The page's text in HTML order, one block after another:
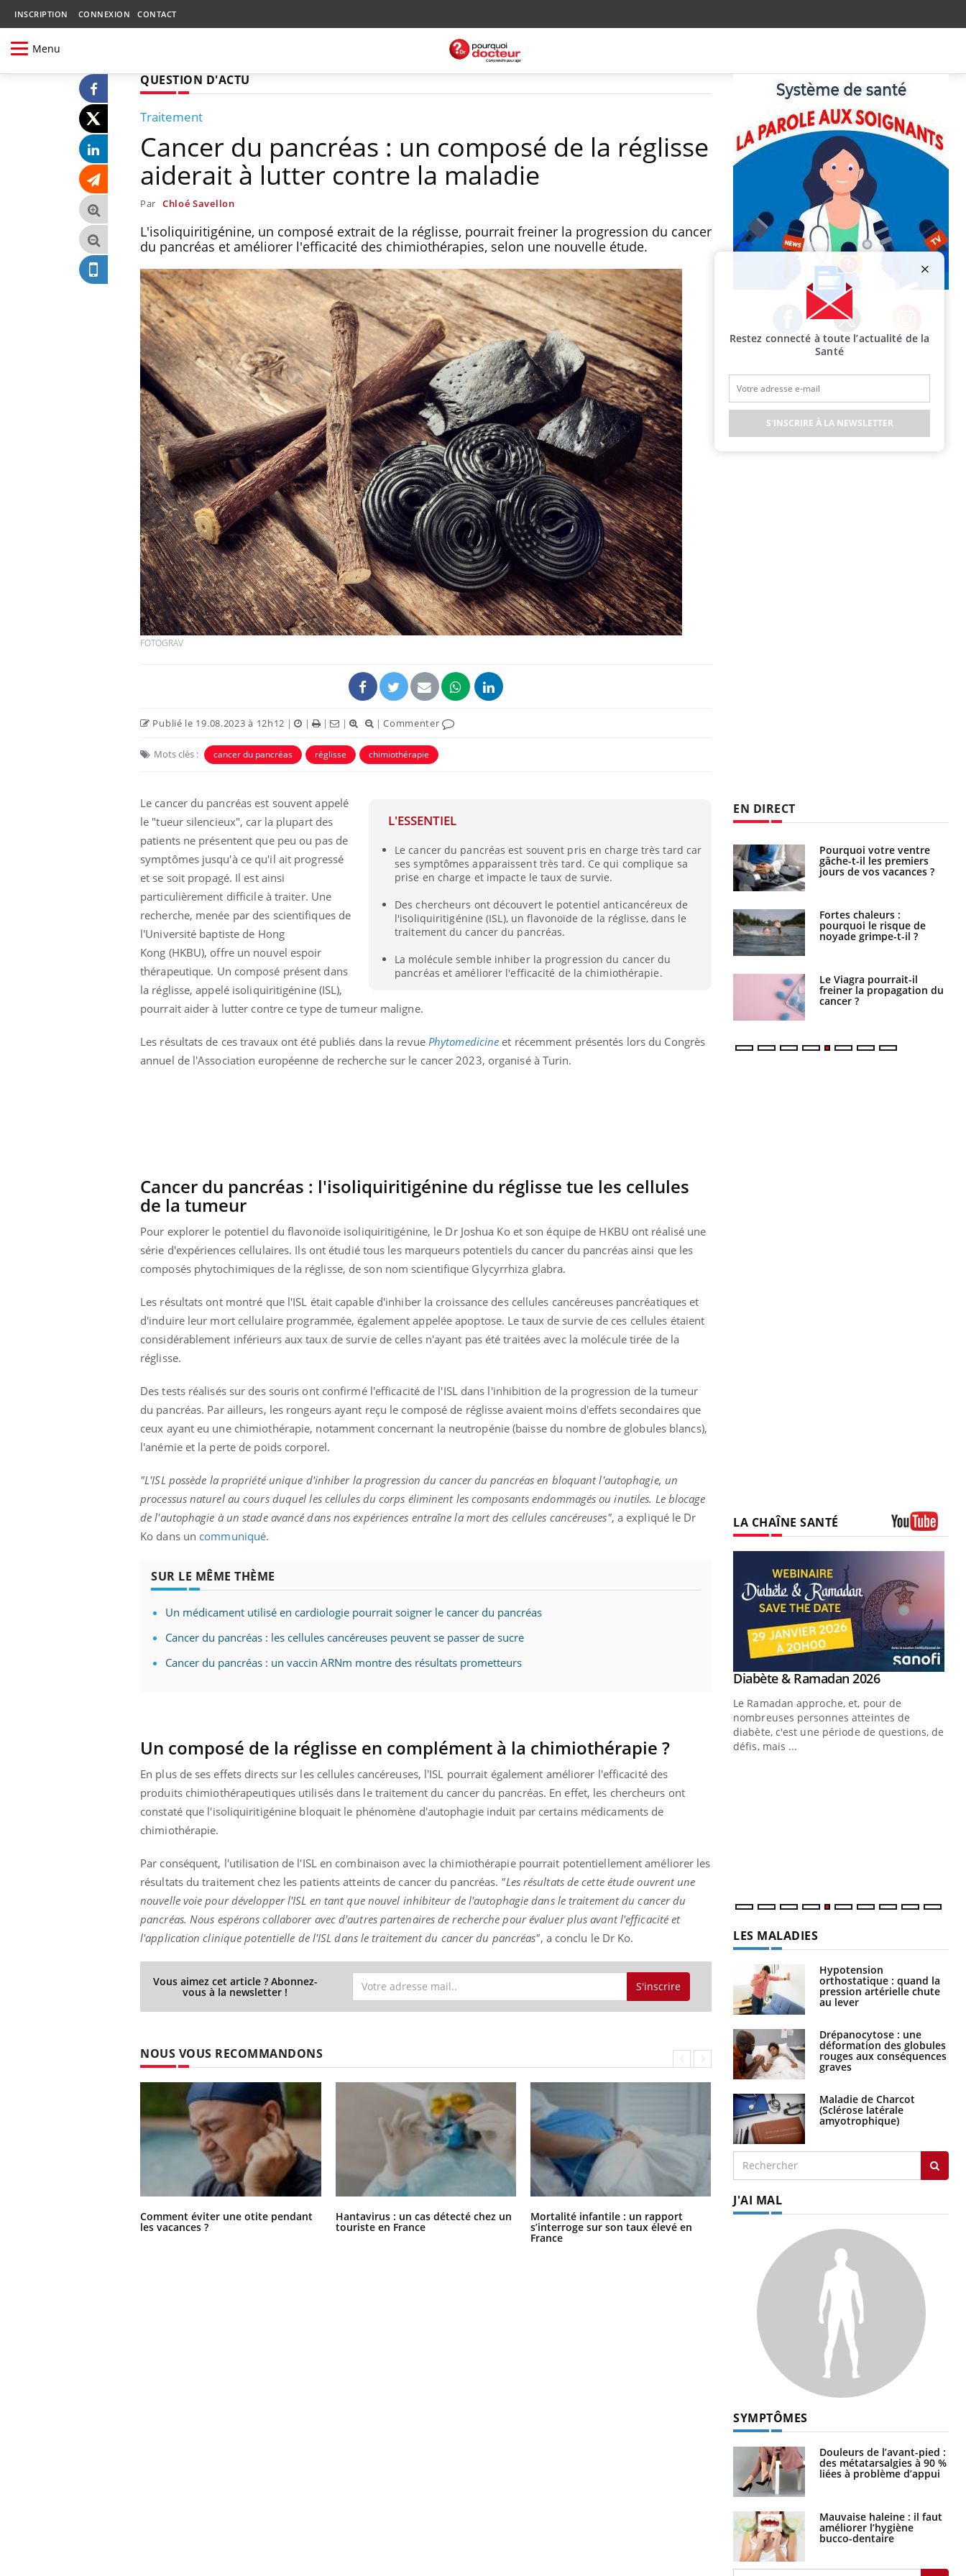
INSCRIPTION CONNEXION CONTACT
Menu
QUESTION D'ACTU
Traitement
Cancer du pancréas : un composé de la réglisse
aiderait à lutter contre la maladie
Par Chloé Savellon
L'isoliquiritigénine, un composé extrait de la réglisse, pourrait freiner la progression du cancer
du pancréas et améliorer l'efficacité des chimiothérapies, selon une nouvelle étude.
FOTOGRAV
Publié le 19.08.2023 à 12h12 | | | | |Commenter
Mots clés : cancer du pancréas réglisse chimiothérapie
L'ESSENTIEL
Le cancer du pancréas est souvent pris en charge très tard car
ses symptômes apparaissent très tard. Ce qui complique sa
prise en charge et impacte le taux de survie.
Des chercheurs ont découvert le potentiel anticancéreux de
l'isoliquiritigénine (ISL), un flavonoïde de la réglisse, dans le
traitement du cancer du pancréas.
La molécule semble inhiber la progression du cancer du
pancréas et améliorer l'efficacité de la chimiothérapie.
Le cancer du pancréas est souvent appelé
le "tueur silencieux", car la plupart des
patients ne présentent que peu ou pas de
symptômes jusqu'à ce qu'il ait progressé
et se soit propagé. Il est ainsi
particulièrement difficile à traiter. Une
recherche, menée par des scientifiques de
l'Université baptiste de Hong
Kong (HKBU), offre un nouvel espoir
thérapeutique. Un composé présent dans
la réglisse, appelé isoliquiritigénine (ISL),
pourrait aider à lutter contre ce type de tumeur maligne.
Les résultats de ces travaux ont été publiés dans la revue Phytomedicine et récemment présentés lors du Congrès
annuel de l'Association européenne de recherche sur le cancer 2023, organisé à Turin.
Cancer du pancréas : l'isoliquiritigénine du réglisse tue les cellules
de la tumeur
Pour explorer le potentiel du flavonoïde isoliquiritigénine, le Dr Joshua Ko et son équipe de HKBU ont réalisé une
série d'expériences cellulaires. Ils ont étudié tous les marqueurs potentiels du cancer du pancréas ainsi que les
composés phytochimiques de la réglisse, de son nom scientifique Glycyrrhiza glabra.
Les résultats ont montré que l'ISL était capable d'inhiber la croissance des cellules cancéreuses pancréatiques et
d'induire leur mort cellulaire programmée, également appelée apoptose. Le taux de survie de ces cellules étaient
considérablement inférieurs aux taux de survie de celles n'ayant pas été traitées avec la molécule tirée de la
réglisse.
Des tests réalisés sur des souris ont confirmé l'efficacité de l'ISL dans l'inhibition de la progression de la tumeur
du pancréas. Par ailleurs, les rongeurs ayant reçu le composé de réglisse avaient moins d'effets secondaires que
ceux ayant eu une chimiothérapie, notamment concernant la neutropénie (baisse du nombre de globules blancs),
l'anémie et la perte de poids corporel.
"L'ISL possède la propriété unique d'inhiber la progression du cancer du pancréas en bloquant l'autophagie, un
processus naturel au cours duquel les cellules du corps éliminent les composants endommagés ou inutiles. Le blocage
de l'autophagie à un stade avancé dans nos expériences entraîne la mort des cellules cancéreuses", a expliqué le Dr
Ko dans un communiqué.
SUR LE MÊME THÈME
Un médicament utilisé en cardiologie pourrait soigner le cancer du pancréas
Cancer du pancréas : les cellules cancéreuses peuvent se passer de sucre
Cancer du pancréas : un vaccin ARNm montre des résultats prometteurs
Un composé de la réglisse en complément à la chimiothérapie ?
En plus de ses effets directs sur les cellules cancéreuses, l'ISL pourrait également améliorer l'efficacité des
produits chimiothérapeutiques utilisés dans le traitement du cancer du pancréas. En effet, les chercheurs ont
constaté que l'isoliquiritigénine bloquait le phénomène d'autophagie induit par certains médicaments de
chimiothérapie.
Par conséquent, l'utilisation de l'ISL en combinaison avec la chimiothérapie pourrait potentiellement améliorer les
résultats du traitement chez les patients atteints de cancer du pancréas. "Les résultats de cette étude ouvrent une
nouvelle voie pour développer l'ISL en tant que nouvel inhibiteur de l'autophagie dans le traitement du cancer du
pancréas. Nous espérons collaborer avec d'autres partenaires de recherche pour évaluer plus avant l'efficacité et
l'application clinique potentielle de l'ISL dans le traitement du cancer du pancréas", a conclu le Dr Ko.
Vous aimez cet article ? Abonnez-
vous à la newsletter ! S'inscrire
NOUS VOUS RECOMMANDONS
Comment éviter une otite pendant
les vacances ?
Hantavirus : un cas détecté chez un
touriste en France
Mortalité infantile : un rapport
s’interroge sur son taux élevé en
France
Grossesse à risque : ce jus naturel
Facebook Twitter Instagram
EN DIRECT
Grossesse à risque : ce jus
naturel attire l'attention
des chercheurs
Comment oublier les
écrans en vacances ?
Toujours connectés :
comment le travail
empiète de plus en plus
sur nos soirées
Cancer colorectal : une
stratégie simple aurait
changé la donne au Pays
basque
Chikungunya, dengue,
West Nile : que se passe-
t-il dans le sud de la
Les médicaments GLP-1
Cytomégalovirus : ce qui
change dans la prise en
charge des femmes
enceintes
La sieste empêche-t-elle
de dormir la nuit ?
VIH : la fin du comprimé
Pourquoi votre ventre
gâche-t-il les premiers
jours de vos vacances ?
Fortes chaleurs :
pourquoi le risque de
noyade grimpe-t-il ?
Le Viagra pourrait-il
freiner la propagation du
cancer ?
LA CHAÎNE SANTÉ
Carence en fer : comprendre pour
même alopécie… Les symptômes de la
patients comme parfois chez les soignants. soleil, activités en plein air… Nos mains
Youtube
Diabète & Ramadan 2026Youtube
Le Ramadan approche, et, pour de
nombreuses personnes atteintes de
diabète, c'est une période de questions, de
défis, mais ...
LES MALADIES
Hypotension
orthostatique : quand la
pression artérielle chute
au lever
Drépanocytose : une
déformation des globules
rouges aux conséquences
graves
Maladie de Charcot
(Sclérose latérale
amyotrophique)
J'AI MAL
SYMPTÔMES
Douleurs de l’avant-pied :
des métatarsalgies à 90 %
liées à problème d’appui
Mauvaise haleine : il faut
améliorer l’hygiène
bucco-dentaire
Restez connecté à toute l’actualité de la
Santé
S'INSCRIRE À LA NEWSLETTER